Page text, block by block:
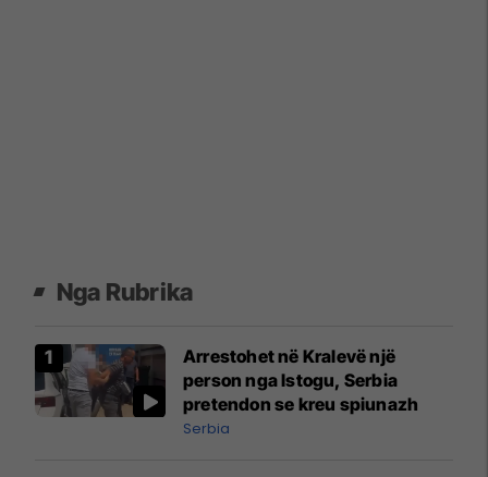
Nga Rubrika
Arrestohet në Kralevë një
person nga Istogu, Serbia
pretendon se kreu spiunazh
Serbia